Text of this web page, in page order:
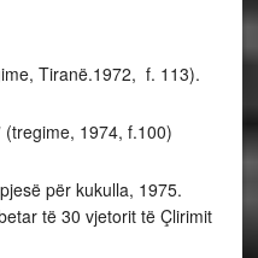
Tiranë.1972, f. 113).
(tregime, 1974, f.100)
për kukulla, 1975.
të 30 vjetorit të Çlirimit